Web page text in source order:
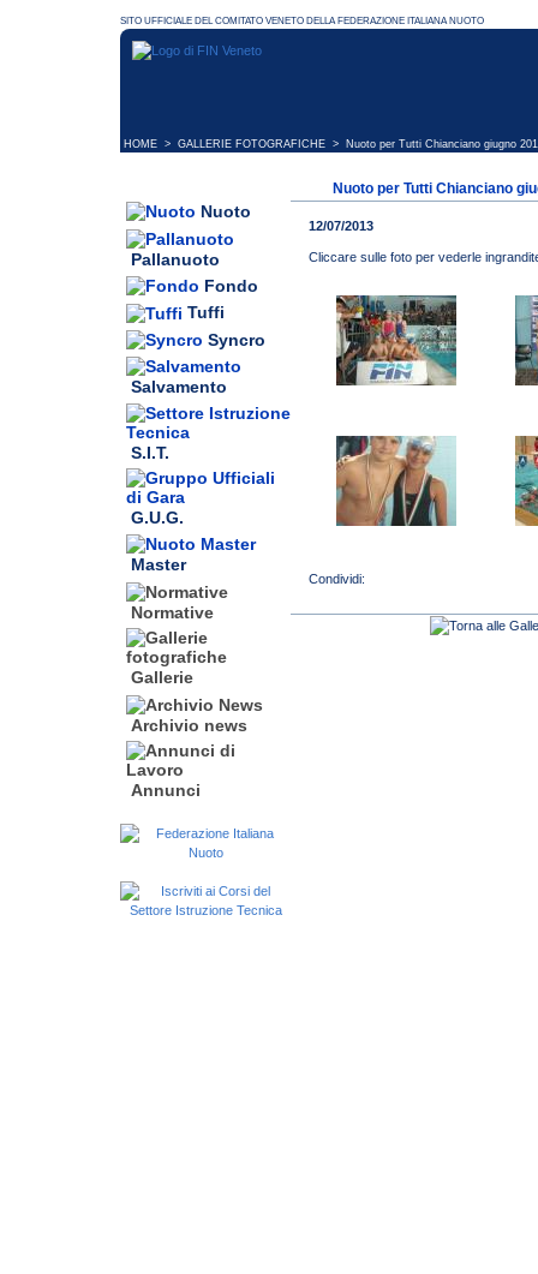
HOME > GALLERIE FOTOGRAFICHE > Nuoto per Tutti Chianciano giugno
Nuoto
Pallanuoto
Fondo
Tuffi
Syncro
Salvamento
S.I.T.
G.U.G.
Master
Normative
Gallerie
Archivio news
Annunci
Nuoto per Tutti Chianciano
12/07/2013
Cliccare sulle foto per vederle